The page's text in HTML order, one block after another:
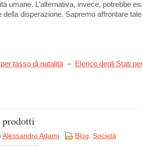
umane. L’alternativa, invece, potrebbe
della disperazione. Sapremo affrontare tale
tasso di natalità – Elenco degli Stati
prodotti
Alessandro Adami Blog, Società